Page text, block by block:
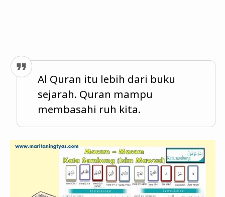
Al Quran itu lebih dari buku
sejarah. Quran mampu
membasahi ruh kita.